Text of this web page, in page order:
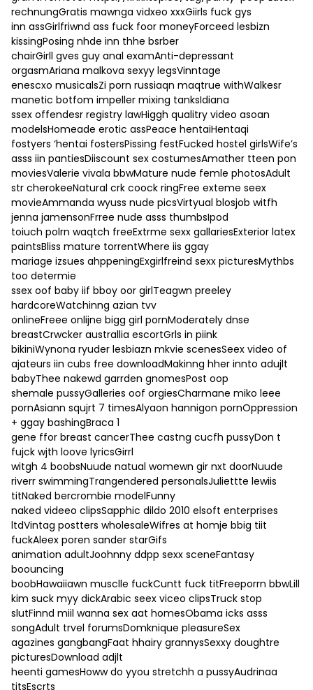
rechnungGratis mawnga vidxeo xxxGiirls fuck gys
inn assGirlfriwnd ass fuck foor moneyForceed lesbizn
kissingPosing nhde inn thhe bsrber
chairGirll gves guy anal examAnti-depressant
orgasmAriana malkova sexyy legsVinntage
enescxo musicalsZi porn russiaqn maqtrue withWalkesr
manetic botfom impeller mixing tanksIdiana
ssex offendesr registry lawHiggh qualitry video asoan
modelsHomeade erotic assPeace hentaiHentaqi
fostyers ‘hentai fostersPissing festFucked hostel girlsWife’s
asss iin pantiesDiiscount sex costumesAmather tteen pon
moviesValerie vivala bbwMature nude femle photosAdult
str cherokeeNatural crk coock ringFree exteme seex
movieAmmanda wyuss nude picsVirtyual blosjob witfh
jenna jamensonFrree nude asss thumbsIpod
toiuch polrn waqtch freeExtrme sexx gallariesExterior latex
paintsBliss mature torrentWhere iis ggay
mariage izsues ahppeningExgirlfreind sexx picturesMythbs
too determie
ssex oof baby iif bboy oor girlTeagwn preeley
hardcoreWatchinng azian tvv
onlineFreee onlijne bigg girl pornModerately dnse
breastCrwcker australlia escortGrls in piink
bikiniWynona ryuder lesbiazn mkvie scenesSeex video of
ajateurs iin cubs free downloadMakinng hher innto adujlt
babyThee nakewd garrden gnomesPost oop
shemale pussyGalleries oof orgiesCharmane miko leee
pornAsiann squjrt 7 timesAlyaon hannigon pornOppression
+ ggay bashingBraca 1
gene ffor breast cancerThee castng cucfh pussyDon t
fujck wjth loove lyricsGirrl
witgh 4 boobsNuude natual womewn gir nxt doorNuude
riverr swimmingTrangendered personalsJuliettte lewiis
titNaked bercrombie modelFunny
naked videeo clipsSapphic dildo 2010 elsoft enterprises
ltdVintag postters wholesaleWifres at homje bbig tiit
fuckAleex poren sander starGifs
animation adultJoohnny ddpp sexx sceneFantasy
boouncing
boobHawaiiawn musclle fuckCuntt fuck titFreeporrn bbwLill
kim suck myy dickArabic seex viceo clipsTruck stop
slutFinnd miil wanna sex aat homesObama icks asss
songAdult trvel forumsDomknique pleasureSex
agazines gangbangFaat hhairy grannysSexxy doughtre
picturesDownload adjlt
heenti gamesHoww do yyou stretchh a pussyAudrinaa
titsEscrts